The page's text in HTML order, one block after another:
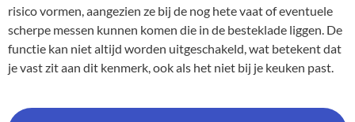
risico vormen, aangezien ze bij de nog hete vaat of eventuele
scherpe messen kunnen komen die in de besteklade liggen. De
functie kan niet altijd worden uitgeschakeld, wat betekent dat
je vast zit aan dit kenmerk, ook als het niet bij je keuken past.